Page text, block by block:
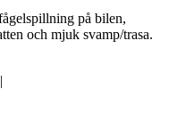
på bilen,
och mjuk svamp/trasa.
|